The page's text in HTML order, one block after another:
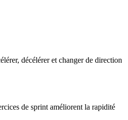
décélérer et changer de direction
de sprint améliorent la rapidité